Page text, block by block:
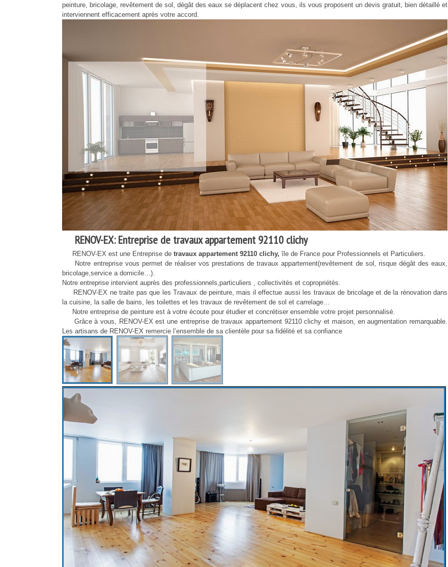
peinture, bricolage, revêtement de sol, dégât des eaux se déplacent chez vous, ils vous proposent un devis gratuit, bien détaillé et
interviennent efficacement après votre accord.
RENOV-EX: Entreprise de travaux appartement 92110 clichy
RENOV-EX est une Entreprise de travaux appartement 92110 clichy, île de France pour Professionnels et Particuliers.
Notre entreprise vous permet de réaliser vos prestations de travaux appartement(revêtement de sol, risque dégât des eaux,
bricolage,service a domicile…).
Notre entreprise intervient auprès des professionnels,particuliers , collectivités et copropriétés.
RENOV-EX ne traite pas que les Travaux de peinture, mais il effectue aussi les travaux de bricolage et de la rénovation dans
la cuisine, la salle de bains, les toilettes et les travaux de revêtement de sol et carrelage…
Notre entreprise de peinture est à votre écoute pour étudier et concrétiser ensemble votre projet personnalisé.
Grâce à vous, RENOV-EX est une entreprise de travaux appartement 92110 clichy et maison, en augmentation remarquable.
Les artisans de RENOV-EX remercie l’ensemble de sa clientèle pour sa fidélité et sa confiance